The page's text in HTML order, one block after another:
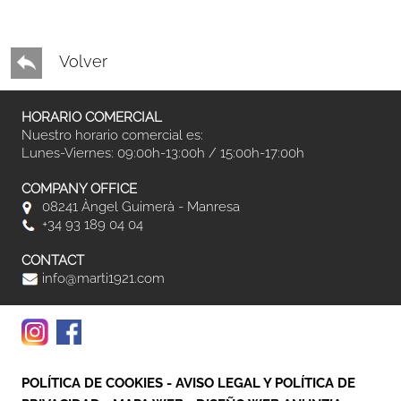
Volver
HORARIO COMERCIAL
Nuestro horario comercial es:
Lunes-Viernes: 09:00h-13:00h / 15:00h-17:00h
COMPANY OFFICE
08241 Àngel Guimerà - Manresa
+34 93 189 04 04
CONTACT
info@marti1921.com
POLÍTICA DE COOKIES - AVISO LEGAL Y POLÍTICA DE